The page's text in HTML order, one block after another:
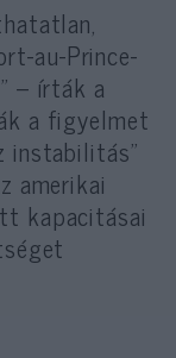
au-Prince-
– írták a
a figyelmet
instabilitás”
amerikai
kapacitásai